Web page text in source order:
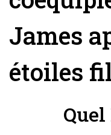
James
étoiles